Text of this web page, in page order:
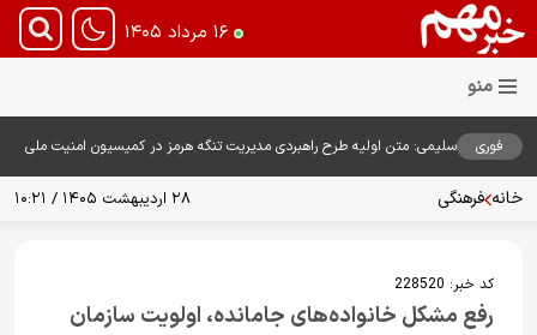
۱۶ مرداد ۱۴۰۵
فوری
سلیمی: متن اولیه طرح راهبردی مدیریت تنگه هرمز در کمیسیون امنیت ملی
خانه فرهنگی ۲۸ اردیبهشت ۱۴۰۵ / ۱۰:۲۱
کد خبر: 228520
رفع مشکل خانواده‌های جامانده، اولویت سازمان